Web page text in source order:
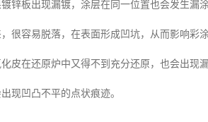
锌板出现漏镀，涂层在同一位置也会发生漏
很容易脱落，在表面形成凹坑，从而影响彩
皮在还原炉中又得不到充分还原，也会出现
现凹凸不平的点状痕迹。